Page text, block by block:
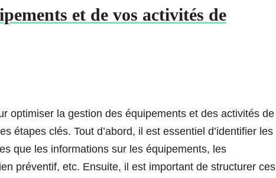
et de vos activités de
optimiser la gestion des équipements et des activités de
étapes clés. Tout d’abord, il est essentiel d’identifier les
que les informations sur les équipements, les
préventif, etc. Ensuite, il est important de structurer ces